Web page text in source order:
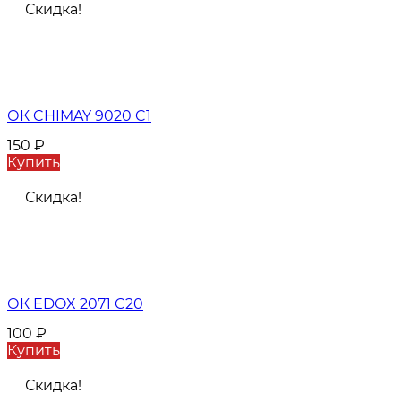
Скидка!
ОК CHIMAY 9020 C1
150 ₽
Купить
Скидка!
ОК EDOX 2071 C20
100 ₽
Купить
Скидка!